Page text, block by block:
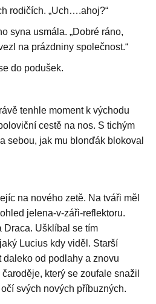
rodičích. „Uch….ahoj?“
syna usmála. „Dobré ráno,
na prázdniny společnost.“
do podušek.
tenhle moment k východu
cestě na nos. S tichým
sebou, jak mu blonďák blokoval
na nového zetě. Na tváři měl
jelena-v-záři-reflektoru.
Draca. Ušklíbal se tím
Lucius kdy viděl. Starší
daleko od podlahy a znovu
který se zoufale snažil
svých nových příbuzných.